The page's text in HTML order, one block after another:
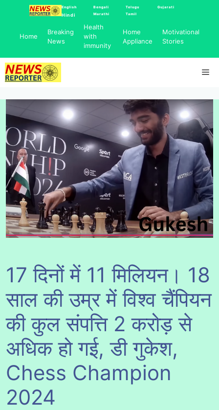
English
Hindi
Bengali
Marathi
Telugu
Tamil
Gujarati
Home
Breaking
News
Health
with
immunity
Home
Appliance
Motivational
Stories
17 दिनों में 11 मिलियन। 18
साल की उम्र में विश्व चैंपियन
की कुल संपत्ति 2 करोड़ से
अधिक हो गई, डी गुकेश,
Chess Champion
2024